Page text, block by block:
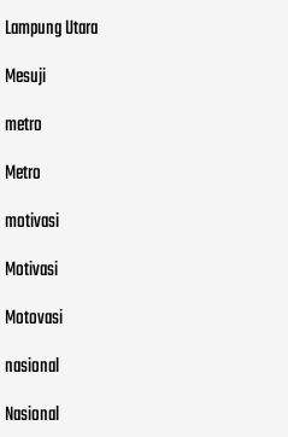
Lampung Utara
Mesuji
metro
Metro
motivasi
Motivasi
Motovasi
nasional
Nasional